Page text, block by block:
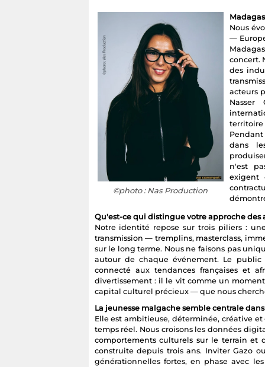
©photo : Nas Production
Nous
—
concert.
des
acteurs
Nasser
dans
n'est
exigent
Qu'est-ce qui distingue votre approche des
Notre identité repose sur trois piliers :
transmission — tremplins, masterclass,
sur le long terme. Nous ne faisons pas
autour de chaque événement. Le
connecté aux tendances françaises et
divertissement : il le vit comme un
capital culturel précieux — que nous
La jeunesse malgache semble centrale
Elle est ambitieuse, déterminée, créative
temps réel. Nous croisons les données
comportements culturels sur le terrain et
construite depuis trois ans. Inviter Gazo
générationnelles fortes, en phase avec